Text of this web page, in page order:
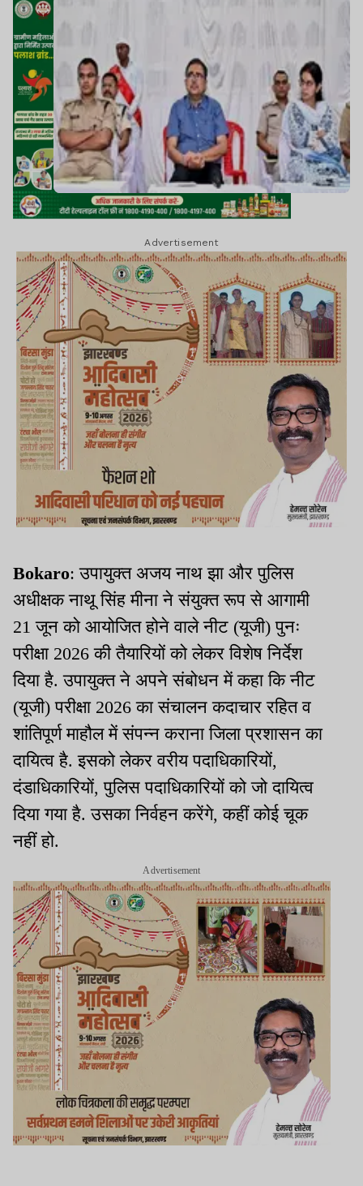
Advertisement
Bokaro: उपायुक्त अजय नाथ झा और पुलिस
अधीक्षक नाथू सिंह मीना ने संयुक्त रूप से आगामी
21 जून को आयोजित होने वाले नीट (यूजी) पुनः
परीक्षा 2026 की तैयारियों को लेकर विशेष निर्देश
दिया है. उपायुक्त ने अपने संबोधन में कहा कि नीट
(यूजी) परीक्षा 2026 का संचालन कदाचार रहित व
शांतिपूर्ण माहौल में संपन्न कराना जिला प्रशासन का
दायित्व है. इसको लेकर वरीय पदाधिकारियों,
दंडाधिकारियों, पुलिस पदाधिकारियों को जो दायित्व
दिया गया है. उसका निर्वहन करेंगे, कहीं कोई चूक
नहीं हो.
Advertisement